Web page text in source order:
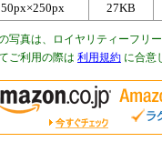
27KB
写真は、ロイヤリティーフリ
ご利用の際は 利用規約 に合意